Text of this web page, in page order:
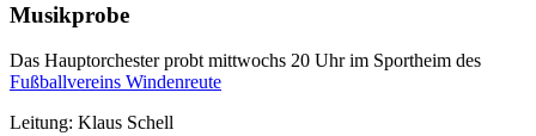
Musikprobe
Das Hauptorchester probt mittwochs 20 Uhr im Sportheim des
Fußballvereins Windenreute
Leitung: Klaus Schell